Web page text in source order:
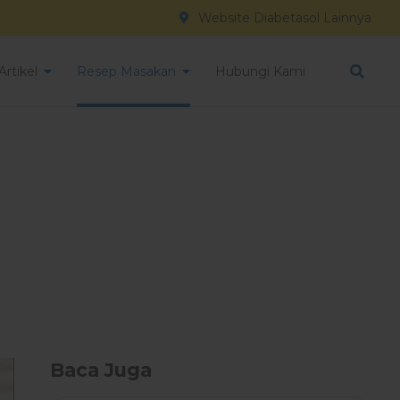
Website Diabetasol Lainnya
Resep Masakan Hubungi Kami
Baca Juga